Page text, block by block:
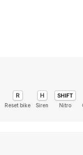
Reset bike Siren Nitro